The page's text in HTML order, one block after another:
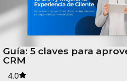
Guía: 5 claves para
CRM
4.0